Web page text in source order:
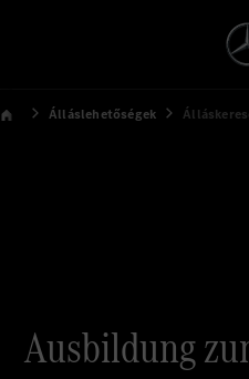
Álláslehetőségek
Ausbildung